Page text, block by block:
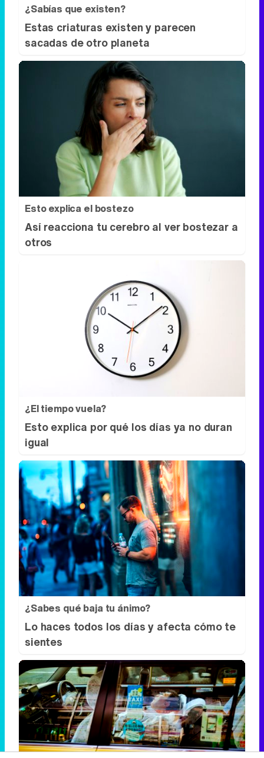
Esto explica el bostezo
Así reacciona tu cerebro al ver bostezar a
¿El tiempo vuela?
Esto explica por qué los días ya no duran
¿Sabes qué baja tu ánimo?
Lo haces todos los días y afecta cómo te
sientes
Costumbres que no creerás
¿Qué pensarías si esto fuera normal en tu